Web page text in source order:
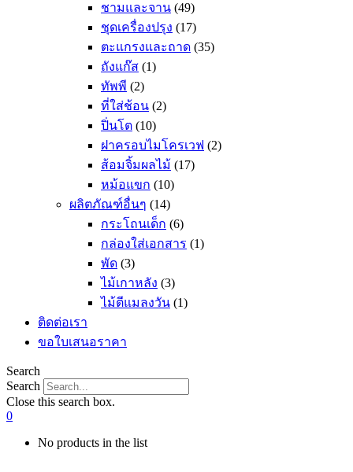
ชามและจาน (49)
ชุดเครื่องปรุง (17)
ตะแกรงและถาด (35)
ถังแก๊ส (1)
ทัพพี (2)
ที่ใส่ช้อน (2)
ปิ่นโต (10)
ฝาครอบไมโครเวฟ (2)
ส้อมจิ้มผลไม้ (17)
หม้อแขก (10)
ผลิตภัณฑ์อื่นๆ (14)
กระโถนเด็ก (6)
กล่องใส่เอกสาร (1)
พัด (3)
ไม้เกาหลัง (3)
ไม้ตีแมลงวัน (1)
ติดต่อเรา
ขอใบเสนอราคา
Search
Search
Close this search box.
0
No products in the list